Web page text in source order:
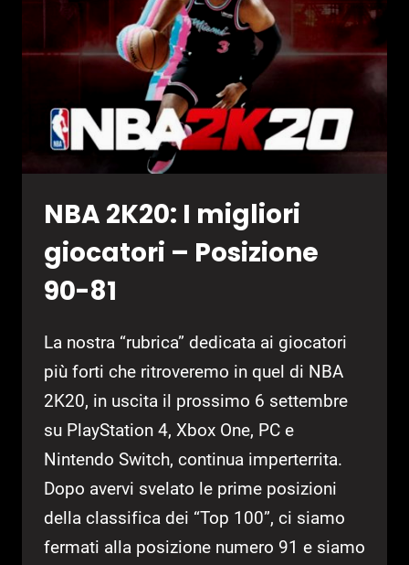
80-
71
NBA 2K20: I migliori
giocatori – Posizione
90-81
La nostra “rubrica” dedicata ai giocatori
più forti che ritroveremo in quel di NBA
2K20, in uscita il prossimo 6 settembre
su PlayStation 4, Xbox One, PC e
Nintendo Switch, continua imperterrita.
Dopo avervi svelato le prime posizioni
della classifica dei “Top 100”, ci siamo
fermati alla posizione numero 91 e siamo